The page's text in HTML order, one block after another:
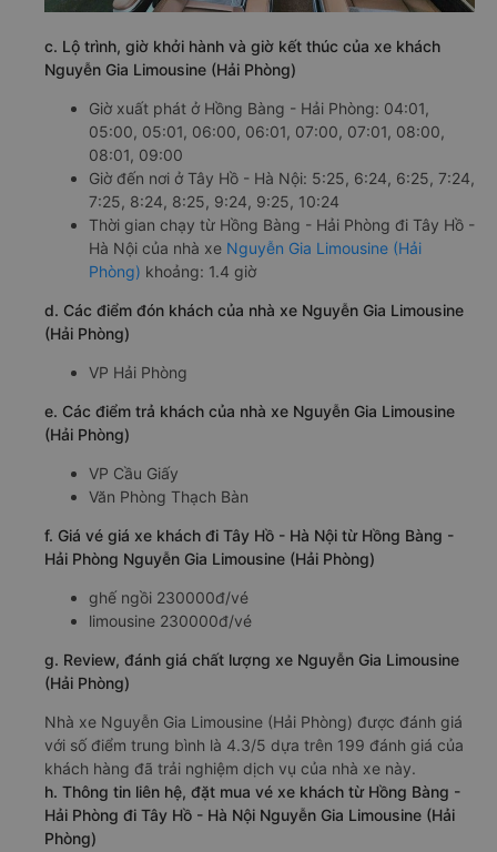
c. Lộ trình, giờ khởi hành và giờ kết thúc của xe khách
Nguyễn Gia Limousine (Hải Phòng)
Giờ xuất phát ở Hồng Bàng - Hải Phòng: 04:01,
05:00, 05:01, 06:00, 06:01, 07:00, 07:01, 08:00,
08:01, 09:00
Giờ đến nơi ở Tây Hồ - Hà Nội: 5:25, 6:24, 6:25, 7:24,
7:25, 8:24, 8:25, 9:24, 9:25, 10:24
Thời gian chạy từ Hồng Bàng - Hải Phòng đi Tây Hồ -
Hà Nội của nhà xe Nguyễn Gia Limousine (Hải
Phòng) khoảng: 1.4 giờ
d. Các điểm đón khách của nhà xe Nguyễn Gia Limousine
(Hải Phòng)
VP Hải Phòng
e. Các điểm trả khách của nhà xe Nguyễn Gia Limousine
(Hải Phòng)
VP Cầu Giấy
Văn Phòng Thạch Bàn
f. Giá vé giá xe khách đi Tây Hồ - Hà Nội từ Hồng Bàng -
Hải Phòng Nguyễn Gia Limousine (Hải Phòng)
ghế ngồi 230000đ/vé
limousine 230000đ/vé
g. Review, đánh giá chất lượng xe Nguyễn Gia Limousine
(Hải Phòng)
Nhà xe Nguyễn Gia Limousine (Hải Phòng) được đánh giá
với số điểm trung bình là 4.3/5 dựa trên 199 đánh giá của
khách hàng đã trải nghiệm dịch vụ của nhà xe này.
h. Thông tin liên hệ, đặt mua vé xe khách từ Hồng Bàng -
Hải Phòng đi Tây Hồ - Hà Nội Nguyễn Gia Limousine (Hải
Phòng)